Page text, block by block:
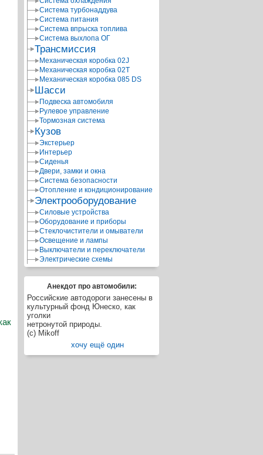
Система турбонаддува
Система питания
Система впрыска топлива
Система выхлопа ОГ
Трансмиссия
Механическая коробка 02J
Механическая коробка 02T
Механическая коробка 085 DS
Шасси
Подвеска автомобиля
Рулевое управление
Тормозная система
Кузов
Экстерьер
Интерьер
Сиденья
Двери, замки и окна
Система безопасности
Отопление и кондиционирование
Электрооборудование
Силовые устройства
Оборудование и приборы
Стеклочистители и омыватели
Освещение и лампы
Выключатели и переключатели
Электрические схемы
Анекдот про автомобили:
Российские автодороги занесены в
культурный фонд Юнеско, как
уголки
нетронутой природы.
(c) Mikoff
хочу ещё один